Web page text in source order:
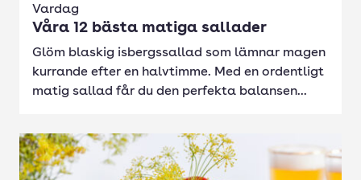
Vardag
Våra 12 bästa matiga sallader
Glöm blaskig isbergssallad som lämnar magen
kurrande efter en halvtimme. Med en ordentligt
matig sallad får du den perfekta balansen...